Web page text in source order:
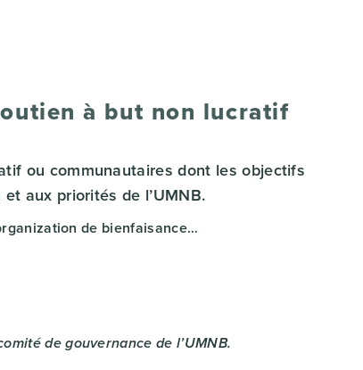
à but non lucratif
ou communautaires dont les objectifs
aux priorités de l’UMNB.
de bienfaisance…
de gouvernance de l’UMNB.